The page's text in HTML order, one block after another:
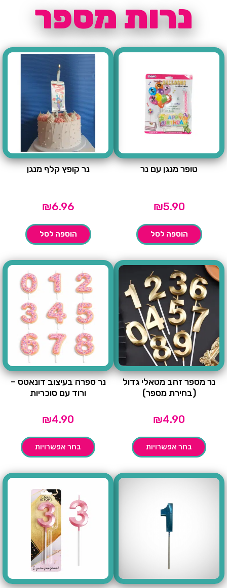
נרות מספר
טופר מנגן עם נר
₪5.90
הוספה לסל
נר קופץ קלף מנגן
₪6.96
הוספה לסל
נר מספר זהב מטאלי גדול
(בחירת מספר)
₪4.90
בחר אפשרויות
נר ספרה בעיצוב דונאטס –
ורוד עם סוכריות
₪4.90
בחר אפשרויות